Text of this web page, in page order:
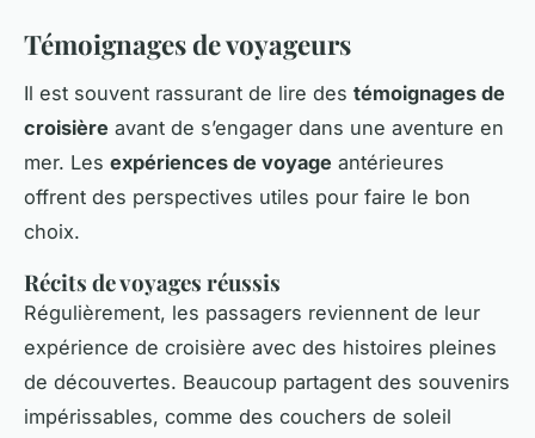
Témoignages de voyageurs
Il est souvent rassurant de lire des témoignages de
croisière avant de s’engager dans une aventure en
mer. Les expériences de voyage antérieures
offrent des perspectives utiles pour faire le bon
choix.
Récits de voyages réussis
Régulièrement, les passagers reviennent de leur
expérience de croisière avec des histoires pleines
de découvertes. Beaucoup partagent des souvenirs
impérissables, comme des couchers de soleil